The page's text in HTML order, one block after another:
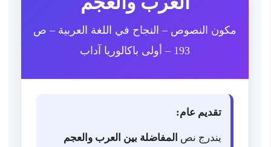
مكون النصوص – النجاح في اللغة العربية – ص
193 – أولى باكالوريا آداب
تقديم عام:
يندرج نص المفاضلة بين العرب والعجم